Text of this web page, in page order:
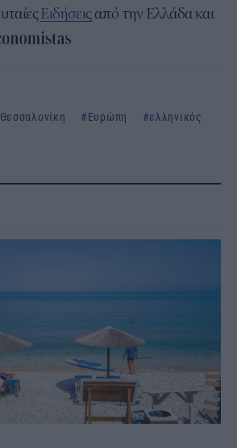
Ειδήσειςαπό την Ελλάδα και
Θεσσαλονίκη Ευρώπη
ελληνικός